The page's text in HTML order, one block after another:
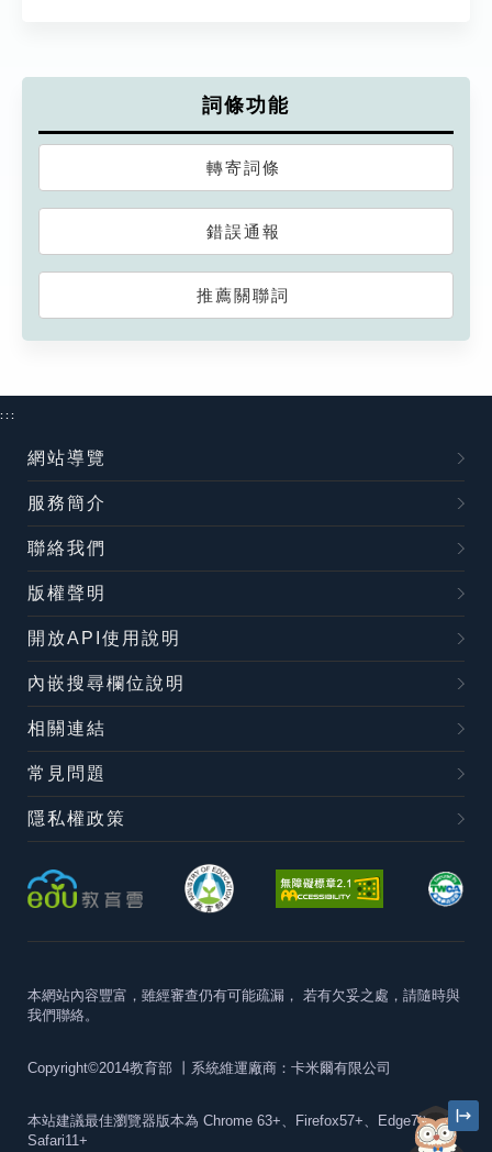
詞條功能
轉寄詞條
錯誤通報
推薦關聯詞
:::
網站導覽
服務簡介
聯絡我們
版權聲明
開放API使用說明
內嵌搜尋欄位說明
相關連結
常見問題
隱私權政策
本網站內容豐富，雖經審查仍有可能疏漏， 若有欠妥之處，請隨時與
我們聯絡。
Copyright©2014教育部 丨系統維運廠商：卡米爾有限公司
本站建議最佳瀏覽器版本為 Chrome 63+、Firefox57+、Edge79+及
Safari11+